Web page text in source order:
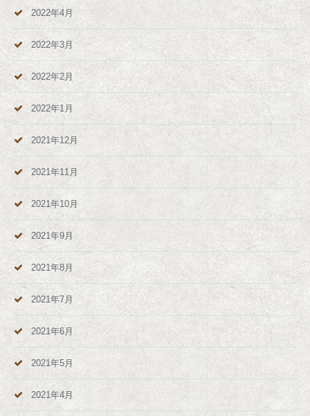
2022年4月
2022年3月
2022年2月
2022年1月
2021年12月
2021年11月
2021年10月
2021年9月
2021年8月
2021年7月
2021年6月
2021年5月
2021年4月